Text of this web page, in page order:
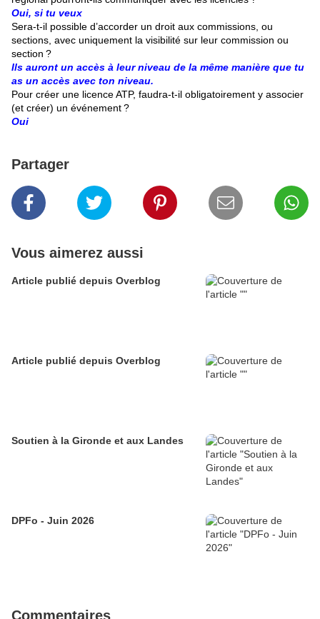
Oui, si tu veux
Sera-t-il possible d’accorder un droit aux commissions, ou
sections, avec uniquement la visibilité sur leur commission ou
section ?
Ils auront un accès à leur niveau de la même manière que tu
as un accès avec ton niveau.
Pour créer une licence ATP, faudra-t-il obligatoirement y associer
(et créer) un événement ?
Oui
Partager
Vous aimerez aussi
Article publié depuis Overblog
Article publié depuis Overblog
Soutien à la Gironde et aux Landes
DPFo - Juin 2026
Commentaires